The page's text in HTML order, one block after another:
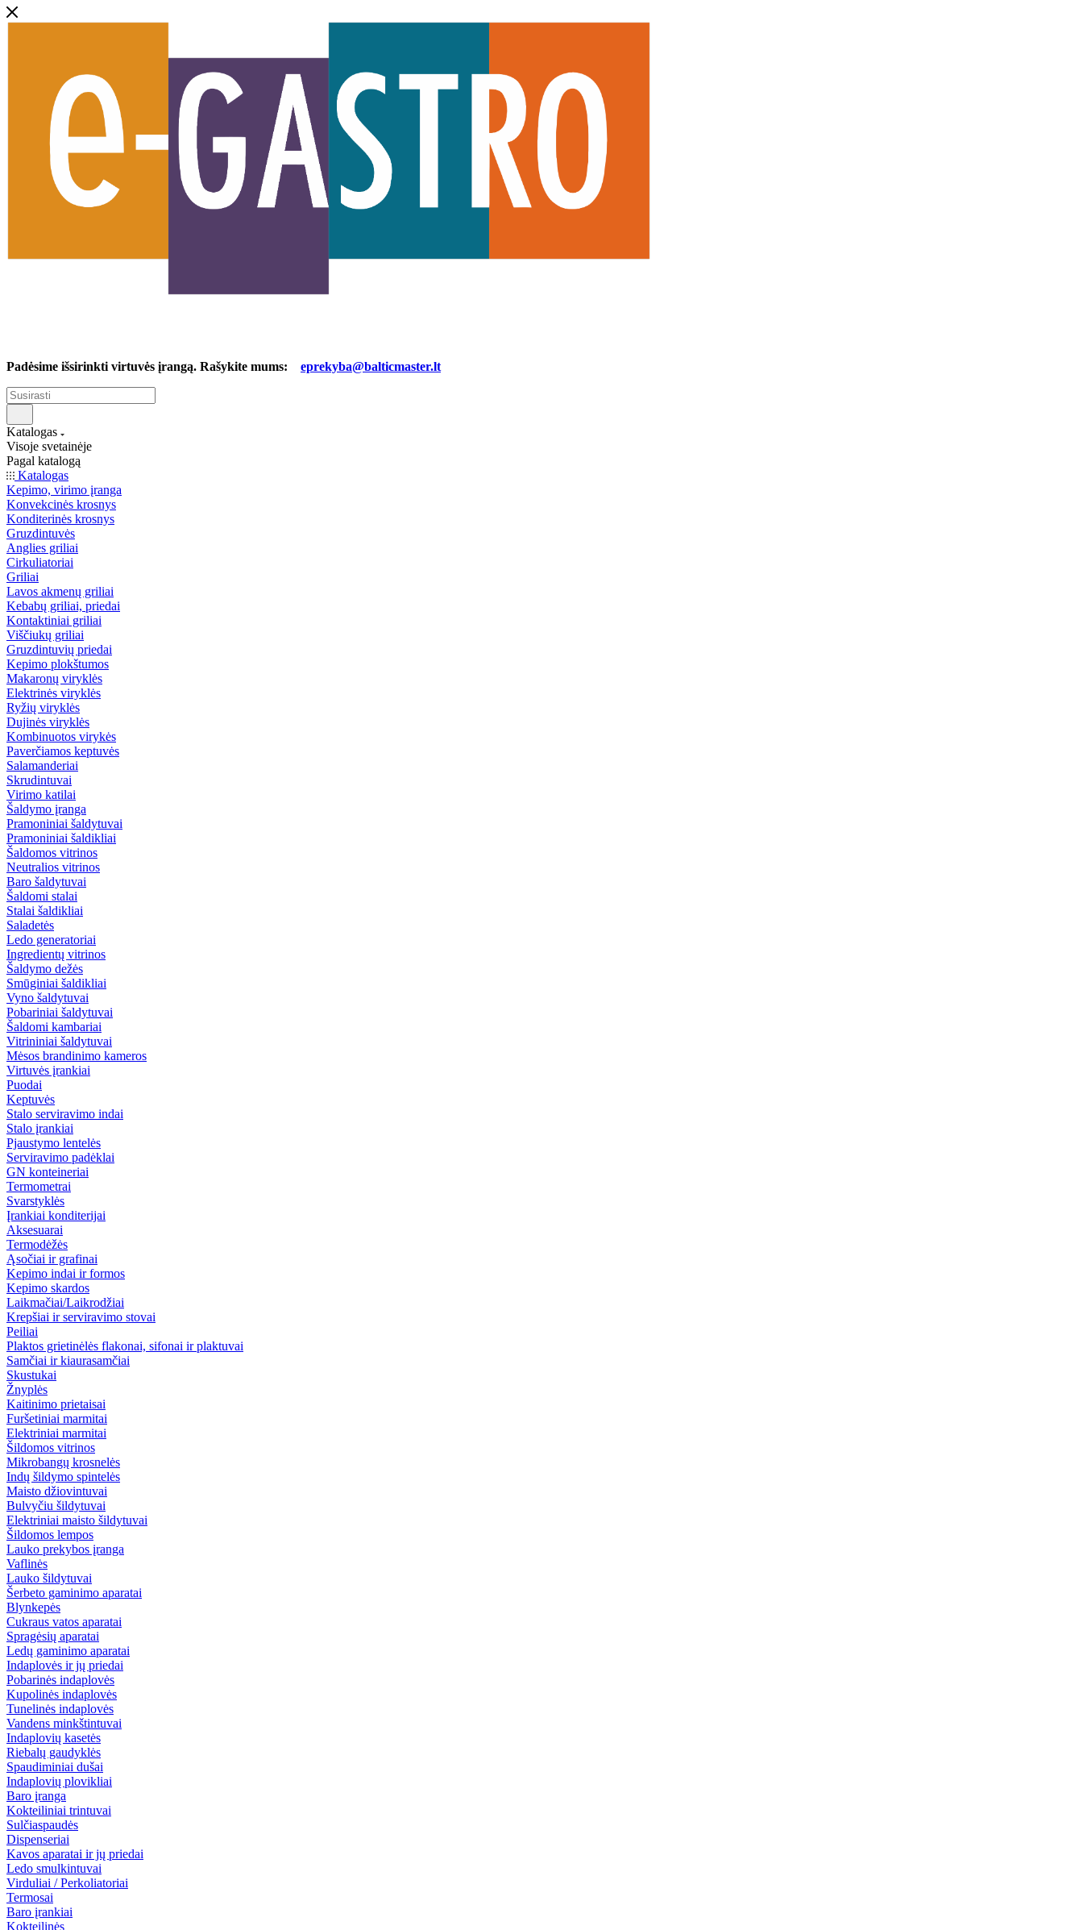
Padėsime išsirinkti virtuvės įrangą. Rašykite mums: eprekyba@balticmaster.lt
Katalogas
Visoje svetainėje
Pagal katalogą
Katalogas
Kepimo, virimo įranga
Konvekcinės krosnys
Konditerinės krosnys
Gruzdintuvės
Anglies griliai
Cirkuliatoriai
Griliai
Lavos akmenų griliai
Kebabų griliai, priedai
Kontaktiniai griliai
Viščiukų griliai
Gruzdintuvių priedai
Kepimo plokštumos
Makaronų viryklės
Elektrinės viryklės
Ryžių viryklės
Dujinės viryklės
Kombinuotos virykės
Paverčiamos keptuvės
Salamanderiai
Skrudintuvai
Virimo katilai
Šaldymo įranga
Pramoniniai šaldytuvai
Pramoniniai šaldikliai
Šaldomos vitrinos
Neutralios vitrinos
Baro šaldytuvai
Šaldomi stalai
Stalai šaldikliai
Saladetės
Ledo generatoriai
Ingredientų vitrinos
Šaldymo dežės
Smūginiai šaldikliai
Vyno šaldytuvai
Pobariniai šaldytuvai
Šaldomi kambariai
Vitrininiai šaldytuvai
Mėsos brandinimo kameros
Virtuvės įrankiai
Puodai
Keptuvės
Stalo serviravimo indai
Stalo įrankiai
Pjaustymo lentelės
Serviravimo padėklai
GN konteineriai
Termometrai
Svarstyklės
Įrankiai konditerijai
Aksesuarai
Termodėžės
Ąsočiai ir grafinai
Kepimo indai ir formos
Kepimo skardos
Laikmačiai/Laikrodžiai
Krepšiai ir serviravimo stovai
Peiliai
Plaktos grietinėlės flakonai, sifonai ir plaktuvai
Samčiai ir kiaurasamčiai
Skustukai
Žnyplės
Kaitinimo prietaisai
Furšetiniai marmitai
Elektriniai marmitai
Šildomos vitrinos
Mikrobangų krosnelės
Indų šildymo spintelės
Maisto džiovintuvai
Bulvyčiu šildytuvai
Elektriniai maisto šildytuvai
Šildomos lempos
Lauko prekybos įranga
Vaflinės
Lauko šildytuvai
Šerbeto gaminimo aparatai
Blynkepės
Cukraus vatos aparatai
Spragėsių aparatai
Ledų gaminimo aparatai
Indaplovės ir jų priedai
Pobarinės indaplovės
Kupolinės indaplovės
Tunelinės indaplovės
Vandens minkštintuvai
Indaplovių kasetės
Riebalų gaudyklės
Spaudiminiai dušai
Indaplovių plovikliai
Baro įranga
Kokteiliniai trintuvai
Sulčiaspaudės
Dispenseriai
Kavos aparatai ir jų priedai
Ledo smulkintuvai
Virduliai / Perkoliatoriai
Termosai
Baro įrankiai
Kokteilinės